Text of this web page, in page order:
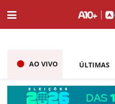
AO VIVO ÚLTIMAS